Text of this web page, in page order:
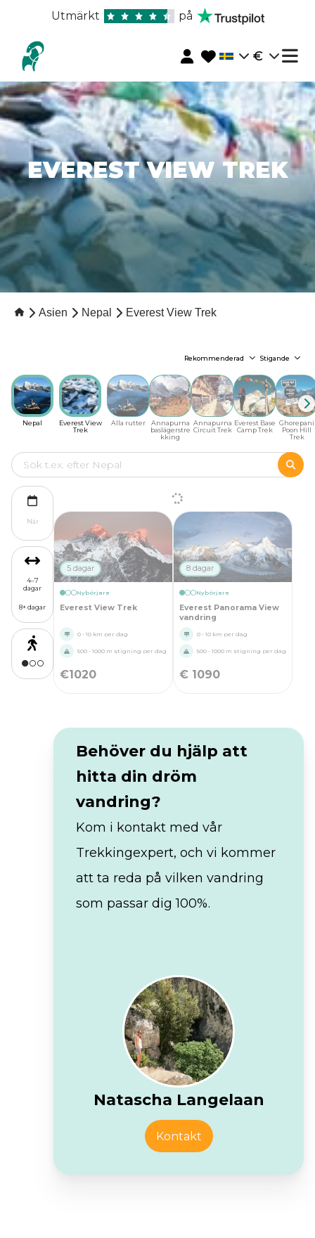
Utmärkt på
€
EVEREST VIEW TREK
Asien Nepal Everest View Trek
Rekommenderad Stigande
Nepal
Everest View
Trek
Alla rutter
Annapurna
baslägerstre
kking
Annapurna
Circuit Trek
Everest Base
Camp Trek
Ghorepani
Poon Hill
Trek
När
4–7
dagar
8+ dagar
5 dagar
Nybörjare
Everest View Trek
0 - 10 km per dag
500 - 1000 m stigning per dag
€1020
8 dagar
Nybörjare
Everest Panorama View
vandring
0 - 10 km per dag
500 - 1000 m stigning per dag
€ 1090
Behöver du hjälp att
hitta din dröm
vandring?
Kom i kontakt med vår
Trekkingexpert, och vi kommer
att ta reda på vilken vandring
som passar dig 100%.
Natascha Langelaan
Kontakt